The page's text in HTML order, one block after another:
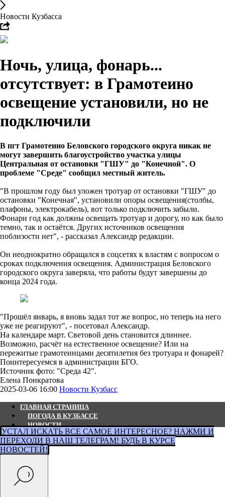
Новости Кузбасса
Ночь, улица, фонарь...
отсутствует: в Грамотеино
освещение установили, но не
подключили
В пгт Грамотеино Беловского городского округа никак не
могут завершить благоустройство участка улицы
Центральная от остановки "ГШУ" до "Конечной". О
проблеме "Среде" сообщил местный житель.
"В прошлом году был уложен тротуар от остановки "ГШУ" до
остановки "Конечная", установили опоры освещения(столбы,
плафоны, электрокабель), вот только подключить забыли.
Фонари год как должны освещать тротуар и дорогу, но как было
темно, так и остаётся. Других источников освещения
поблизости нет", - рассказал Александр редакции.
Он неоднократно обращался в соцсетях к властям с вопросом о
сроках подключения освещения. Администрация Беловского
городского округа заверяла, что работы будут завершены до
конца 2024 года.
"Прошёл январь, я вновь задал тот же вопрос, но теперь на него
уже не реагируют", - посетовал Александр.
На календаре март. Световой день становится длиннее.
Возможно, расчёт на естественное освещение? Или на
пережитые грамотеинцами десятилетия без тротуара и фонарей?
Поинтересуемся в администрации БГО.
Источник фото: "Среда 42".
Елена Понкратова
2025-03-06 16:00 Новости Кузбасс
ГЛАВНАЯ СТРАНИЦА
ПОГОДА В КУЗБАССЕ
НОВОСТИ
АВТОРСКИЕ СТАТЬИ
СВЯЖИТЕСЬ С НАМИ
РАСПИСАНИЕ ТРАНСПОРТА
УСТАЛ ИСКАТЬ ВСЕ САМОЕ ИНТЕРЕСНОЕ? НАЖМИ И
ПЕРЕХОДИ В НАШ ТЕЛЕГРАМ! БУДЬ В КУРСЕ
НОВОСТЕЙ!